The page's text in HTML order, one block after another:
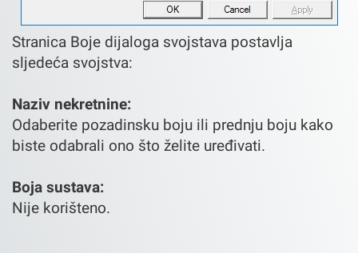
Stranica Boje dijaloga svojstava postavlja
sljedeća svojstva:
Naziv nekretnine:
Odaberite pozadinsku boju ili prednju boju kako
biste odabrali ono što želite uređivati.
Boja sustava:
Nije korišteno.